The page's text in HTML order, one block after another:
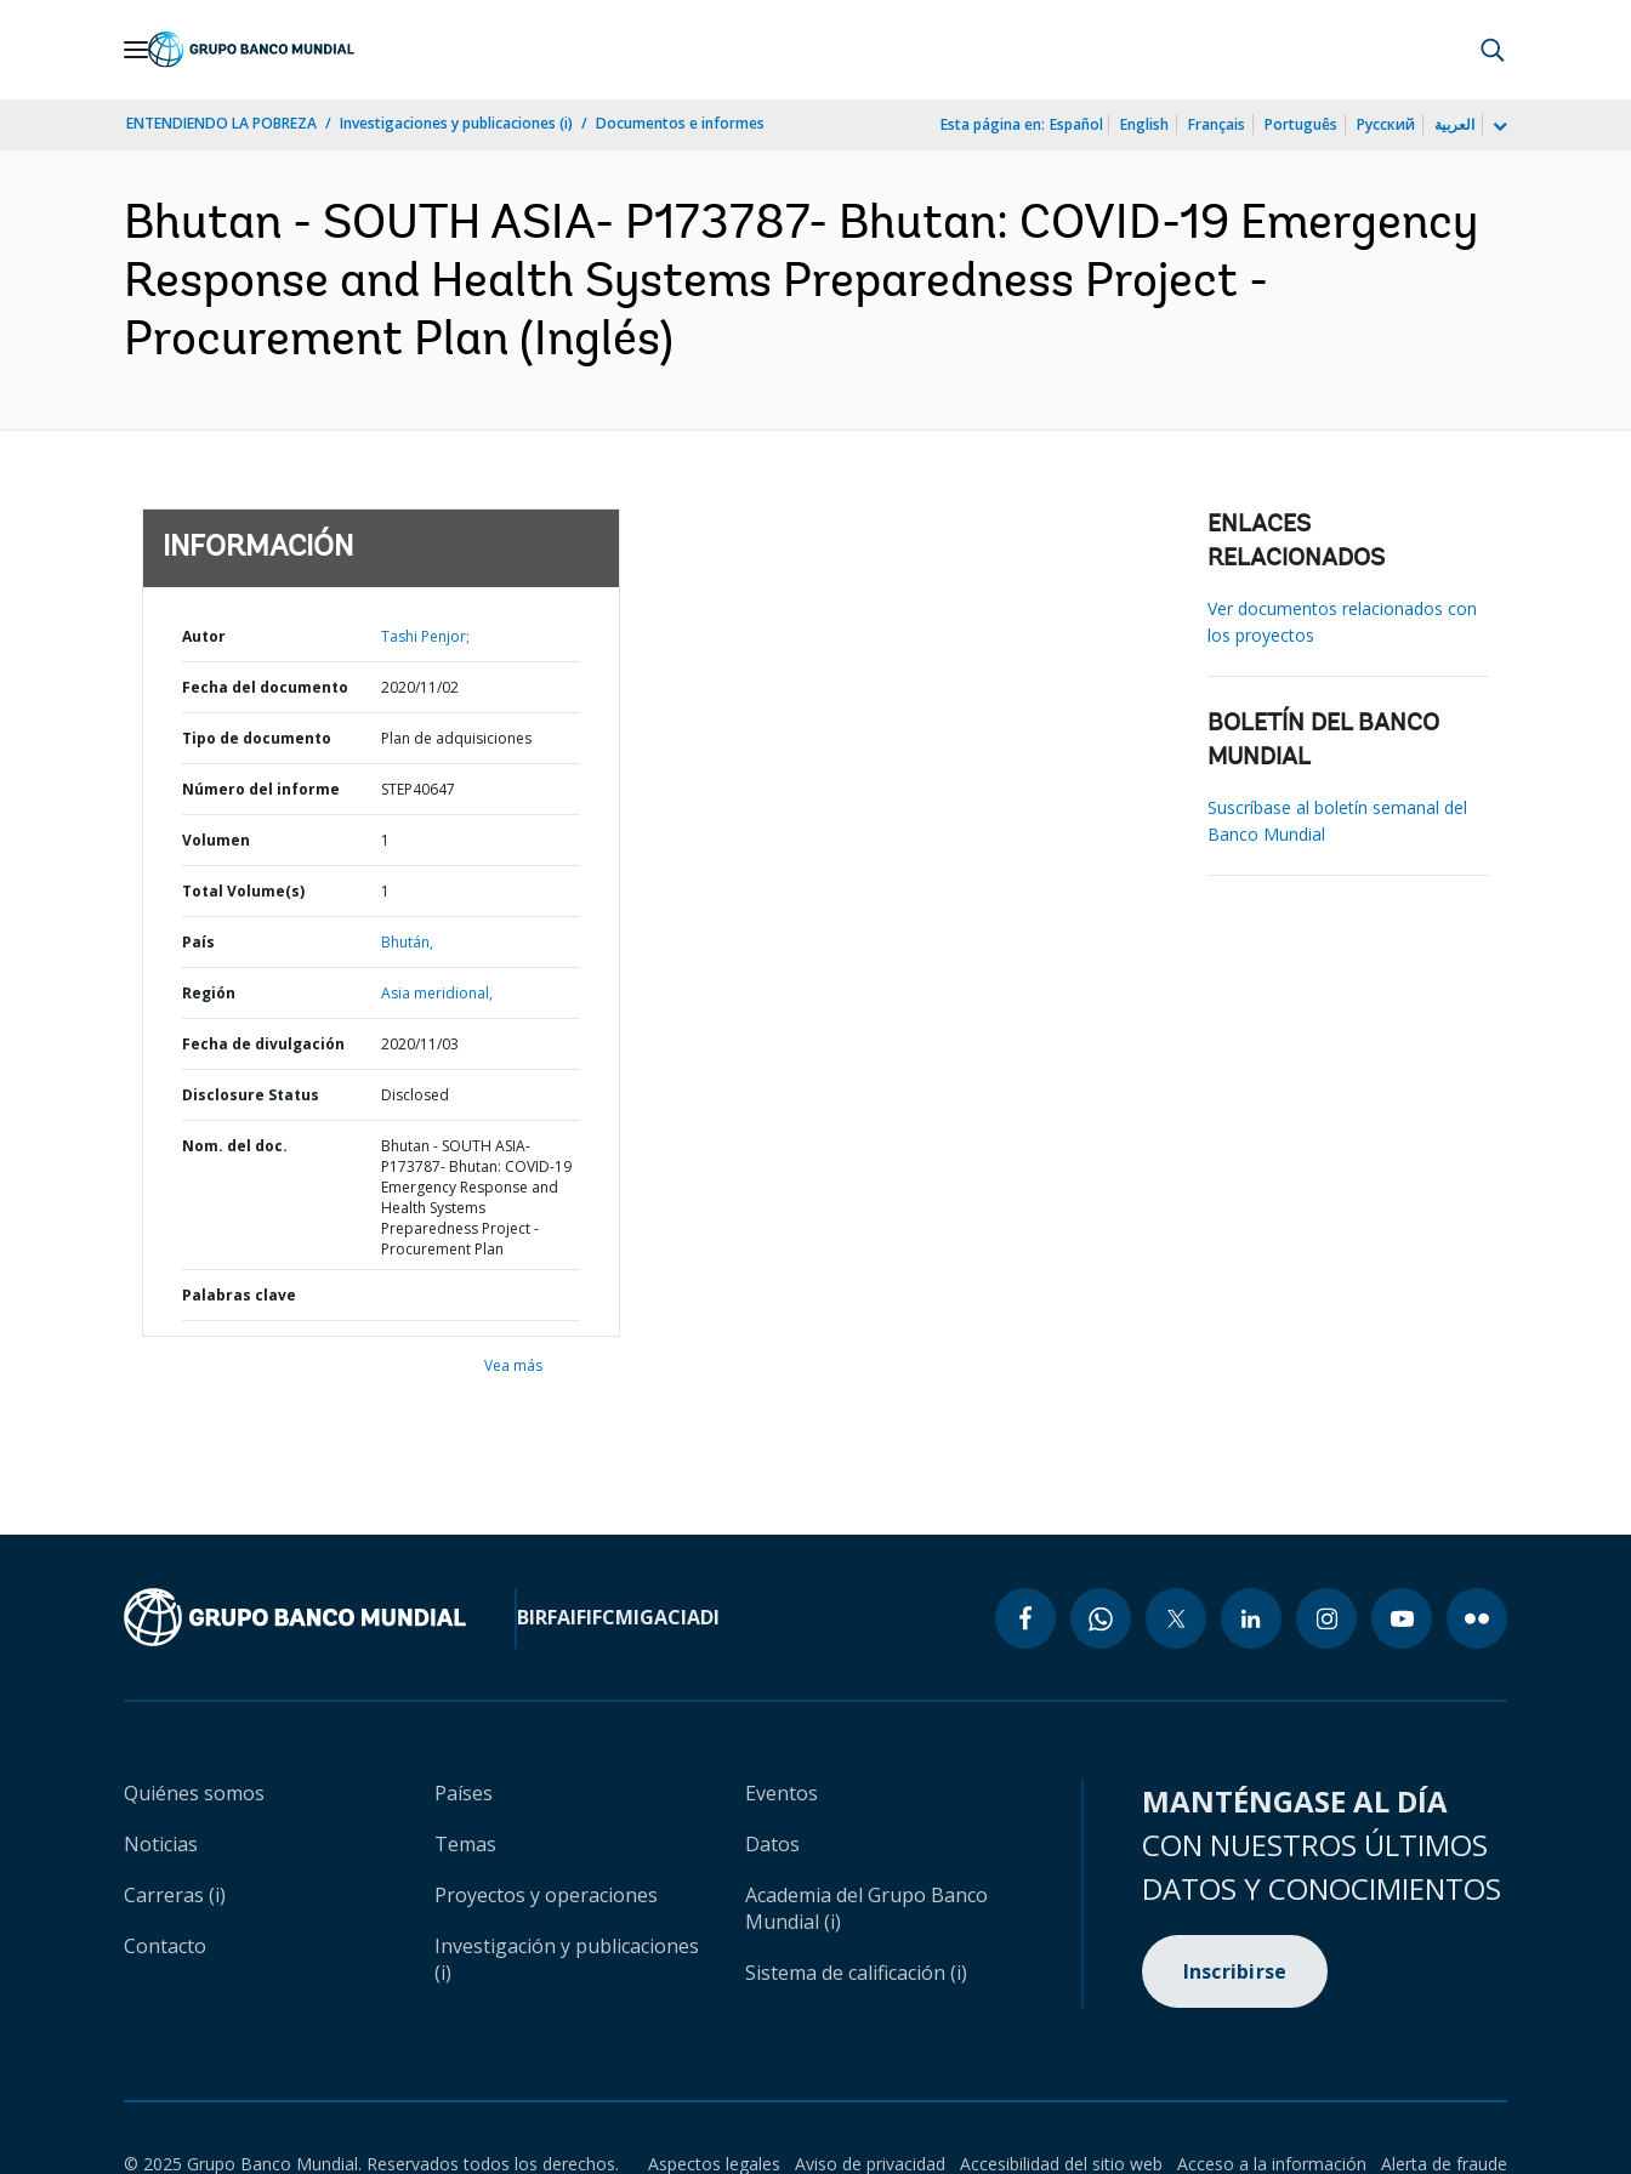
ENTENDIENDO LA POBREZA Investigaciones y publicaciones (i) Documentos e informes Esta página en: Español English Français Português Русский العربية
Bhutan - SOUTH ASIA- P173787- Bhutan: COVID-19 Emergency
Response and Health Systems Preparedness Project -
Procurement Plan (Inglés)
INFORMACIÓN
Autor Tashi Penjor;
Fecha del documento 2020/11/02
Tipo de documento Plan de adquisiciones
Número del informe STEP40647
Volumen 1
Total Volume(s) 1
País Bhután,
Región Asia meridional,
Fecha de divulgación 2020/11/03
Disclosure Status Disclosed
Nom. del doc.
Bhutan - SOUTH ASIA-
P173787- Bhutan: COVID-19
Emergency Response and
Health Systems
Preparedness Project -
Procurement Plan
Palabras clave
Vea más
ENLACES
RELACIONADOS
Ver documentos relacionados con
los proyectos
BOLETÍN DEL BANCO
MUNDIAL
Suscríbase al boletín semanal del
Banco Mundial
BIRFAIFIFCMIGACIADI
Quiénes somos
Noticias
Carreras (i)
Contacto
Países
Temas
Proyectos y operaciones
Investigación y publicaciones
(i)
Eventos
Datos
Academia del Grupo Banco
Mundial (i)
Sistema de calificación (i)
MANTÉNGASE AL DÍA
CON NUESTROS ÚLTIMOS
DATOS Y CONOCIMIENTOS
Inscribirse
© 2025 Grupo Banco Mundial. Reservados todos los derechos. Aspectos legales Aviso de privacidad Accesibilidad del sitio web Acceso a la información
Alerta de fraude